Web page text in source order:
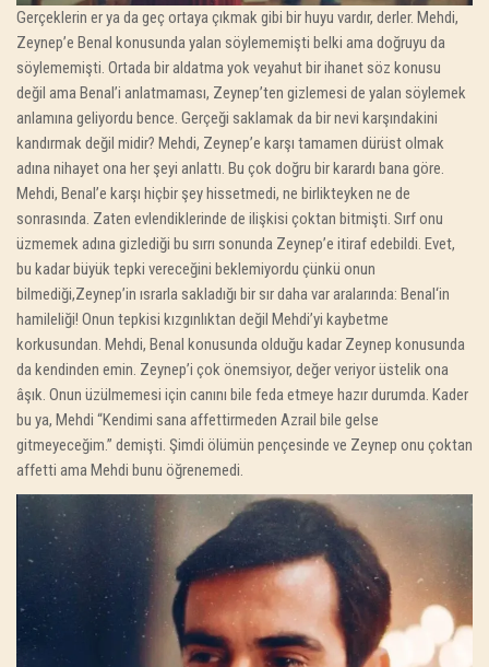
Gerçeklerin er ya da geç ortaya çıkmak gibi bir huyu vardır, derler. Mehdi,
Zeynep’e Benal konusunda yalan söylememişti belki ama doğruyu da
söylememişti. Ortada bir aldatma yok veyahut bir ihanet söz konusu
değil ama Benal’i anlatmaması, Zeynep’ten gizlemesi de yalan söylemek
anlamına geliyordu bence. Gerçeği saklamak da bir nevi karşındakini
kandırmak değil midir? Mehdi, Zeynep’e karşı tamamen dürüst olmak
adına nihayet ona her şeyi anlattı. Bu çok doğru bir karardı bana göre.
Mehdi, Benal’e karşı hiçbir şey hissetmedi, ne birlikteyken ne de
sonrasında. Zaten evlendiklerinde de ilişkisi çoktan bitmişti. Sırf onu
üzmemek adına gizlediği bu sırrı sonunda Zeynep’e itiraf edebildi. Evet,
bu kadar büyük tepki vereceğini beklemiyordu çünkü onun
bilmediği,Zeynep’in ısrarla sakladığı bir sır daha var aralarında: Benal‘in
hamileliği! Onun tepkisi kızgınlıktan değil Mehdi’yi kaybetme
korkusundan. Mehdi, Benal konusunda olduğu kadar Zeynep konusunda
da kendinden emin. Zeynep’i çok önemsiyor, değer veriyor üstelik ona
âşık. Onun üzülmemesi için canını bile feda etmeye hazır durumda. Kader
bu ya, Mehdi “Kendimi sana affettirmeden Azrail bile gelse
gitmeyeceğim.” demişti. Şimdi ölümün pençesinde ve Zeynep onu çoktan
affetti ama Mehdi bunu öğrenemedi.